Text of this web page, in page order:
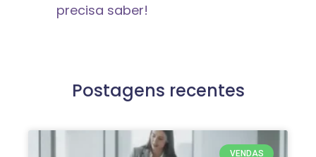
precisa saber!
Postagens recentes
VENDAS